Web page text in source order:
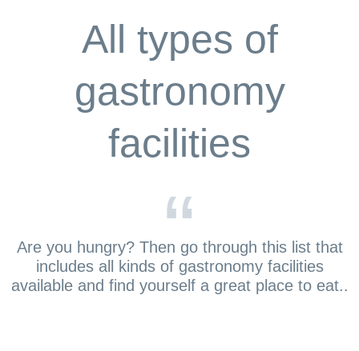
All types of
gastronomy
facilities
“
Are you hungry? Then go through this list that
includes all kinds of gastronomy facilities
available and find yourself a great place to eat..